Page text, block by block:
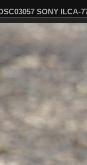
SONY ILCA-